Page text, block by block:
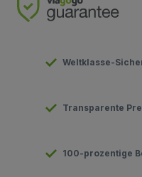
Weltklasse-
Transparente
100-prozentige